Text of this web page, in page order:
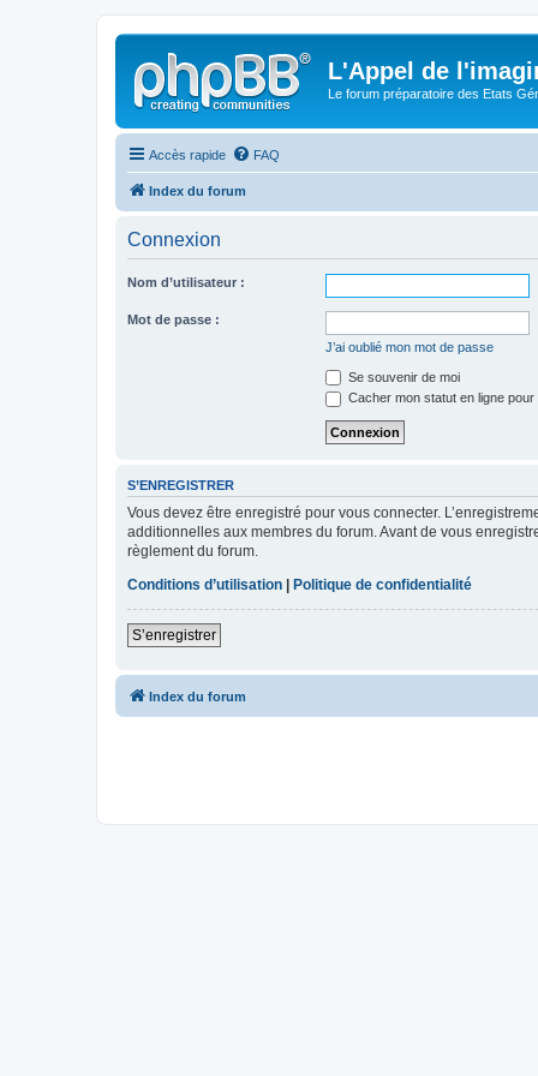
L'Appel de
Le forum préparatoire des Etats
Accès rapide FAQ
Index du forum
Connexion
Nom d’utilisateur :
Mot de passe :
J’ai oublié mon mot de passe
Se souvenir de moi
Cacher mon statut en ligne
S’ENREGISTRER
Vous devez être enregistré pour vous connecter.
additionnelles aux membres du forum. Avant de vous
règlement du forum.
Conditions d’utilisation
Politique de confidentialité
S’enregistrer
Index du forum